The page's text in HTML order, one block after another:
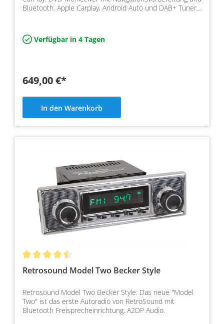
Bluetooth. Apple Carplay, Android Auto und DAB+ Tuner
Verfügbar in 4 Tagen
649,00 €*
In den Warenkorb
Retrosound Model Two Becker Style
Retrosound Model Two Becker Style: Das neue "Model
Two" ist das erste Autoradio von RetroSound mit
Bluetooth Freisprecheinrichtung, A2DP Audio.